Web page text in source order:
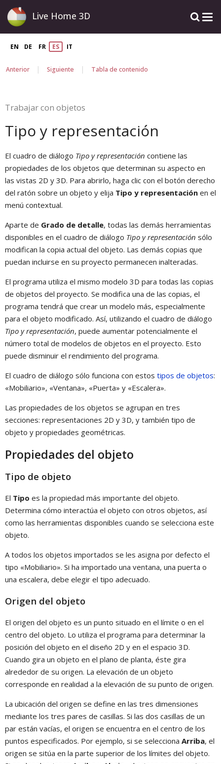
Live Home 3D
EN DE FR ES IT
Anterior | Siguiente | Tabla de contenido
Trabajar con objetos
Tipo y representación
El cuadro de diálogo Tipo y representación contiene las
propiedades de los objetos que determinan su aspecto en
las vistas 2D y 3D. Para abrirlo, haga clic con el botón derecho
del ratón sobre un objeto y elija Tipo y representación en el
menú contextual.
Aparte de Grado de detalle, todas las demás herramientas
disponibles en el cuadro de diálogo Tipo y representación sólo
modifican la copia actual del objeto. Las demás copias que
puedan incluirse en su proyecto permanecen inalteradas.
El programa utiliza el mismo modelo 3D para todas las copias
de objetos del proyecto. Se modifica una de las copias, el
programa tendrá que crear un modelo más, especialmente
para el objeto modificado. Así, utilizando el cuadro de diálogo
Tipo y representación, puede aumentar potencialmente el
número total de modelos de objetos en el proyecto. Esto
puede disminuir el rendimiento del programa.
El cuadro de diálogo sólo funciona con estos tipos de objetos:
«Mobiliario», «Ventana», «Puerta» y «Escalera».
Las propiedades de los objetos se agrupan en tres
secciones: representaciones 2D y 3D, y también tipo de
objeto y propiedades geométricas.
Propiedades del objeto
Tipo de objeto
El Tipo es la propiedad más importante del objeto.
Determina cómo interactúa el objeto con otros objetos, así
como las herramientas disponibles cuando se selecciona este
objeto.
A todos los objetos importados se les asigna por defecto el
tipo «Mobiliario». Si ha importado una ventana, una puerta o
una escalera, debe elegir el tipo adecuado.
Origen del objeto
El origen del objeto es un punto situado en el límite o en el
centro del objeto. Lo utiliza el programa para determinar la
posición del objeto en el diseño 2D y en el espacio 3D.
Cuando gira un objeto en el plano de planta, éste gira
alrededor de su origen. La elevación de un objeto
corresponde en realidad a la elevación de su punto de origen.
La ubicación del origen se define en las tres dimensiones
mediante los tres pares de casillas. Si las dos casillas de un
par están vacías, el origen se encuentra en el centro de los
puntos especificados. Por ejemplo, si se selecciona Arriba, el
origen se sitúa en la parte superior de los límites del objeto.